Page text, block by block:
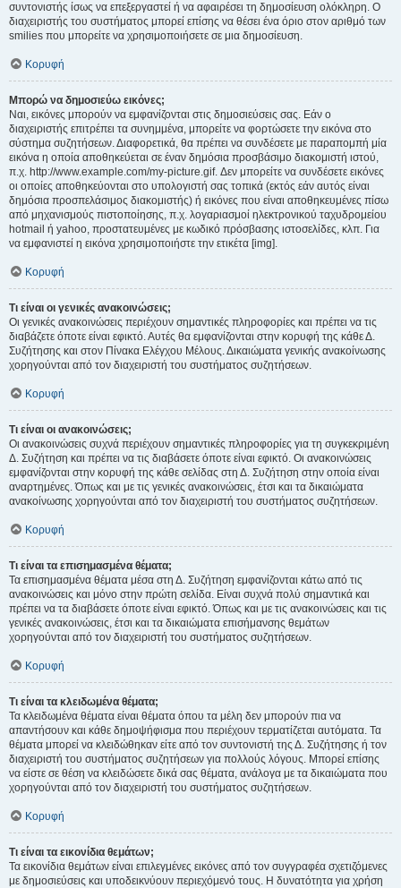
συντονιστής ίσως να επεξεργαστεί ή να αφαιρέσει τη δημοσίευση ολόκληρη. Ο
διαχειριστής του συστήματος μπορεί επίσης να θέσει ένα όριο στον αριθμό των
smilies που μπορείτε να χρησιμοποιήσετε σε μια δημοσίευση.
Κορυφή
Μπορώ να δημοσιεύω εικόνες;
Ναι, εικόνες μπορούν να εμφανίζονται στις δημοσιεύσεις σας. Εάν ο
διαχειριστής επιτρέπει τα συνημμένα, μπορείτε να φορτώσετε την εικόνα στο
σύστημα συζητήσεων. Διαφορετικά, θα πρέπει να συνδέσετε με παραπομπή μία
εικόνα η οποία αποθηκεύεται σε έναν δημόσια προσβάσιμο διακομιστή ιστού,
π.χ. http://www.example.com/my-picture.gif. Δεν μπορείτε να συνδέσετε εικόνες
οι οποίες αποθηκεύονται στο υπολογιστή σας τοπικά (εκτός εάν αυτός είναι
δημόσια προσπελάσιμος διακομιστής) ή εικόνες που είναι αποθηκευμένες πίσω
από μηχανισμούς πιστοποίησης, π.χ. λογαριασμοί ηλεκτρονικού ταχυδρομείου
hotmail ή yahoo, προστατευμένες με κωδικό πρόσβασης ιστοσελίδες, κλπ. Για
να εμφανιστεί η εικόνα χρησιμοποιήστε την ετικέτα [img].
Κορυφή
Τι είναι οι γενικές ανακοινώσεις;
Οι γενικές ανακοινώσεις περιέχουν σημαντικές πληροφορίες και πρέπει να τις
διαβάζετε όποτε είναι εφικτό. Αυτές θα εμφανίζονται στην κορυφή της κάθε Δ.
Συζήτησης και στον Πίνακα Ελέγχου Μέλους. Δικαιώματα γενικής ανακοίνωσης
χορηγούνται από τον διαχειριστή του συστήματος συζητήσεων.
Κορυφή
Τι είναι οι ανακοινώσεις;
Οι ανακοινώσεις συχνά περιέχουν σημαντικές πληροφορίες για τη συγκεκριμένη
Δ. Συζήτηση και πρέπει να τις διαβάσετε όποτε είναι εφικτό. Οι ανακοινώσεις
εμφανίζονται στην κορυφή της κάθε σελίδας στη Δ. Συζήτηση στην οποία είναι
αναρτημένες. Όπως και με τις γενικές ανακοινώσεις, έτσι και τα δικαιώματα
ανακοίνωσης χορηγούνται από τον διαχειριστή του συστήματος συζητήσεων.
Κορυφή
Τι είναι τα επισημασμένα θέματα;
Τα επισημασμένα θέματα μέσα στη Δ. Συζήτηση εμφανίζονται κάτω από τις
ανακοινώσεις και μόνο στην πρώτη σελίδα. Είναι συχνά πολύ σημαντικά και
πρέπει να τα διαβάσετε όποτε είναι εφικτό. Όπως και με τις ανακοινώσεις και τις
γενικές ανακοινώσεις, έτσι και τα δικαιώματα επισήμανσης θεμάτων
χορηγούνται από τον διαχειριστή του συστήματος συζητήσεων.
Κορυφή
Τι είναι τα κλειδωμένα θέματα;
Τα κλειδωμένα θέματα είναι θέματα όπου τα μέλη δεν μπορούν πια να
απαντήσουν και κάθε δημοψήφισμα που περιέχουν τερματίζεται αυτόματα. Τα
θέματα μπορεί να κλειδώθηκαν είτε από τον συντονιστή της Δ. Συζήτησης ή τον
διαχειριστή του συστήματος συζητήσεων για πολλούς λόγους. Μπορεί επίσης
να είστε σε θέση να κλειδώσετε δικά σας θέματα, ανάλογα με τα δικαιώματα που
χορηγούνται από τον διαχειριστή του συστήματος συζητήσεων.
Κορυφή
Τι είναι τα εικονίδια θεμάτων;
Τα εικονίδια θεμάτων είναι επιλεγμένες εικόνες από τον συγγραφέα σχετιζόμενες
με δημοσιεύσεις και υποδεικνύουν περιεχόμενό τους. Η δυνατότητα για χρήση